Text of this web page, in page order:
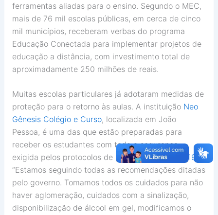
ferramentas aliadas para o ensino. Segundo o MEC,
mais de 76 mil escolas públicas, em cerca de cinco
mil municípios, receberam verbas do programa
Educação Conectada para implementar projetos de
educação a distância, com investimento total de
aproximadamente 250 milhões de reais.
Muitas escolas particulares já adotaram medidas de
proteção para o retorno às aulas. A instituição Neo
Gênesis Colégio e Curso, localizada em João
Pessoa, é uma das que estão preparadas para
receber os estudantes com toda a segurança
exigida pelos protocolos de prevenção àCovid-19
“Estamos seguindo todas as recomendações ditadas
pelo governo. Tomamos todos os cuidados para não
haver aglomeração, cuidados com a sinalização,
disponibilização de álcool em gel, modificamos o